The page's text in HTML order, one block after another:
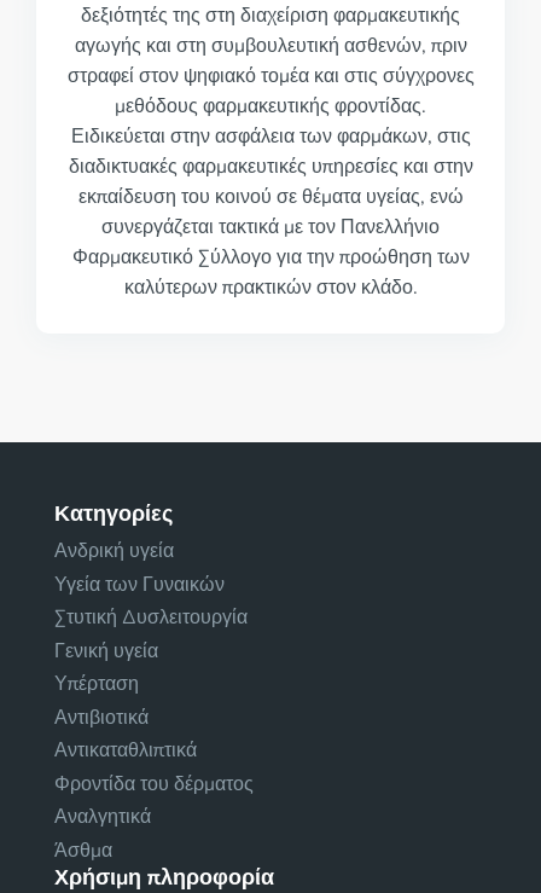
δεξιότητές της στη διαχείριση φαρμακευτικής
αγωγής και στη συμβουλευτική ασθενών, πριν
στραφεί στον ψηφιακό τομέα και στις σύγχρονες
μεθόδους φαρμακευτικής φροντίδας.
Ειδικεύεται στην ασφάλεια των φαρμάκων, στις
διαδικτυακές φαρμακευτικές υπηρεσίες και στην
εκπαίδευση του κοινού σε θέματα υγείας, ενώ
συνεργάζεται τακτικά με τον Πανελλήνιο
Φαρμακευτικό Σύλλογο για την προώθηση των
καλύτερων πρακτικών στον κλάδο.
Κατηγορίες
Ανδρική υγεία
Υγεία των Γυναικών
Στυτική Δυσλειτουργία
Γενική υγεία
Υπέρταση
Αντιβιοτικά
Αντικαταθλιπτικά
Φροντίδα του δέρματος
Αναλγητικά
Άσθμα
Χρήσιμη πληροφορία